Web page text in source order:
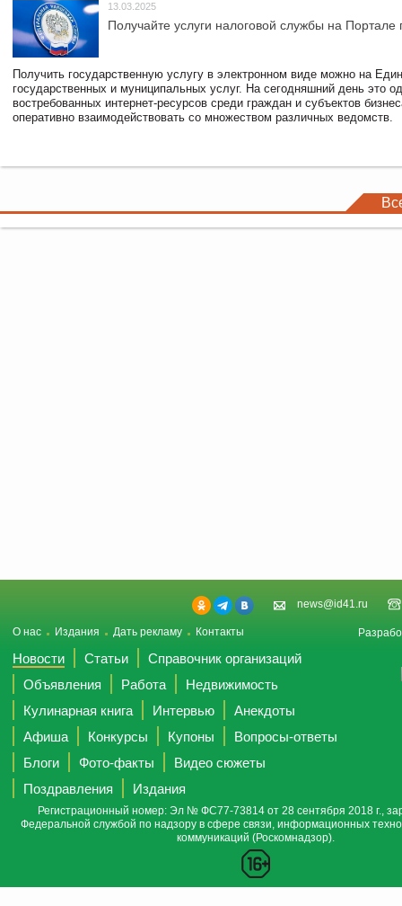
13.03.2025
Получайте услуги налоговой службы на Портале
Получить государственную услугу в электронном виде можно на
государственных и муниципальных услуг. На сегодняшний день это
востребованных интернет-ресурсов среди граждан и субъектов
оперативно взаимодействовать со множеством различных ведомств.
news@id41.ru
О нас Издания Дать рекламу Контакты
Новости Статьи
Справочник организаций
Объявления
Работа
Недвижимость
Кулинарная книга
Интервью
Анекдоты
Афиша
Конкурсы Купоны
Вопросы-ответы
Блоги
Фото-факты
Видео сюжеты
Поздравления
Издания
Регистрационный номер: Эл № ФС77-73814 от 28 сентября 2018 г.,
Федеральной службой по надзору в сфере связи, информационных
коммуникаций (Роскомнадзор).